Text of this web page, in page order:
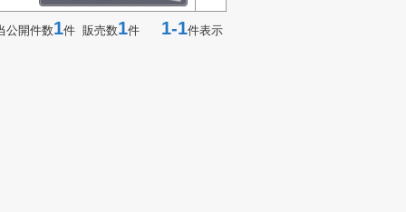
公開件数1件 販売数1件 1-1件表示